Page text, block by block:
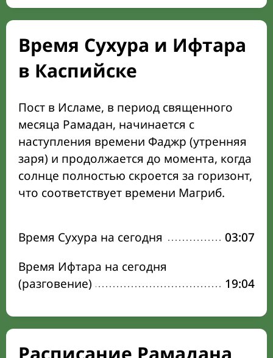
Время Сухура и Ифтара
в Каспийске
Пост в Исламе, в период священного
месяца Рамадан, начинается с
наступления времени Фаджр (утренняя
заря) и продолжается до момента, когда
солнце полностью скроется за горизонт,
что соответствует времени Магриб.
Время Сухура на сегодня
03:07
Время Ифтара на сегодня
(разговение)
19:04